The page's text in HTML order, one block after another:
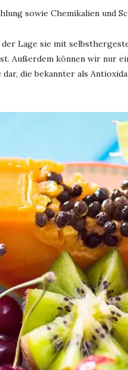
sowie Chemikalien und
Lage sie mit
Außerdem können wir nur
die bekannter als